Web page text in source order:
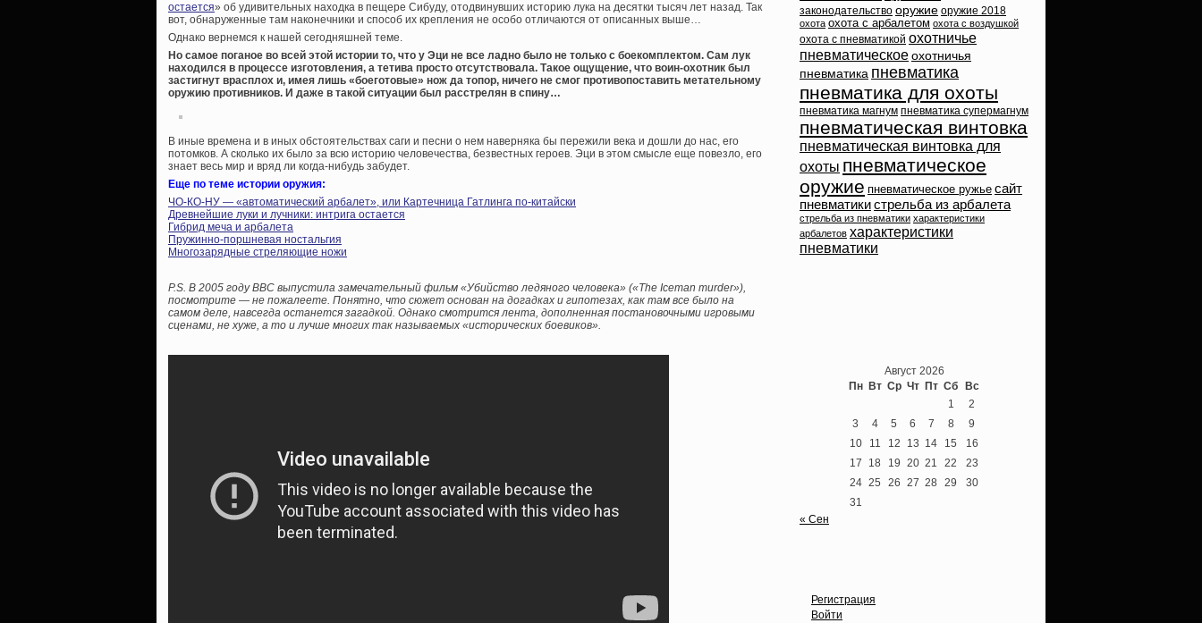
остается» об удивительных находка в пещере Сибуду, отодвинувших историю лука на десятки тысяч лет назад. Так
вот, обнаруженные там наконечники и способ их крепления не особо отличаются от описанных выше…
Однако вернемся к нашей сегодняшней теме.
Но самое поганое во всей этой истории то, что у Эци не все ладно было не только с боекомплектом. Сам лук
находился в процессе изготовления, а тетива просто отсутствовала. Такое ощущение, что воин-охотник был
застигнут врасплох и, имея лишь «боеготовые» нож да топор, ничего не смог противопоставить метательному
оружию противников. И даже в такой ситуации был расстрелян в спину…
В иные времена и в иных обстоятельствах саги и песни о нем наверняка бы пережили века и дошли до нас, его
потомков. А сколько их было за всю историю человечества, безвестных героев. Эци в этом смысле еще повезло, его
знает весь мир и вряд ли когда-нибудь забудет.
Еще по теме истории оружия:
ЧО-КО-НУ — «автоматический арбалет», или Картечница Гатлинга по-китайски
Древнейшие луки и лучники: интрига остается
Гибрид меча и арбалета
Пружинно-поршневая ностальгия
Многозарядные стреляющие ножи
P.S. В 2005 году BBC выпустила замечательный фильм «Убийство ледяного человека» («The Iceman murder»),
посмотрите — не пожалеете. Понятно, что сюжет основан на догадках и гипотезах, как там все было на
самом деле, навсегда останется загадкой. Однако смотрится лента, дополненная постановочными игровыми
сценами, не хуже, а то и лучше многих так называемых «исторических боевиков».
законодательство оружие оружие 2018
охота охота с арбалетом охота с воздушкой
охота с пневматикой охотничье
пневматическое охотничья
пневматика пневматика
пневматика для охоты
пневматика магнум пневматика супермагнум
пневматическая винтовка
пневматическая винтовка для
охоты пневматическое
оружие пневматическое ружье сайт
пневматикистрельба из арбалета
стрельба из пневматики характеристики
арбалетов характеристики
пневматики
Август 2026
Пн Вт Ср Чт Пт Сб Вс
1
2
3
4 5 6 7 8
9
10
11 12 13 14 15
16
17
18 19 20 21 22
23
24 25 26 27 28 29
30
31
« Сен
Регистрация
Войти